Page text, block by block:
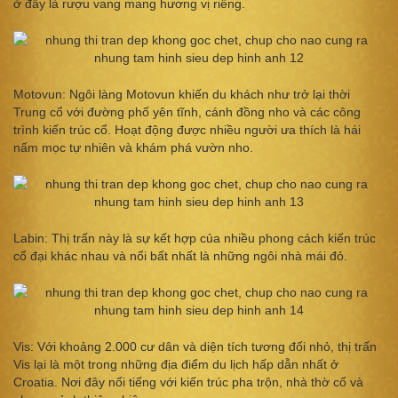
ở đây là rượu vang mang hương vị riêng.
Motovun: Ngôi làng Motovun khiến du khách như trở lại thời
Trung cổ với đường phố yên tĩnh, cánh đồng nho và các công
trình kiến trúc cổ. Hoạt động được nhiều người ưa thích là hái
nấm mọc tự nhiên và khám phá vườn nho.
Labin: Thị trấn này là sự kết hợp của nhiều phong cách kiến trúc
cổ đại khác nhau và nổi bất nhất là những ngôi nhà mái đỏ.
Vis: Với khoảng 2.000 cư dân và diện tích tương đối nhỏ, thị trấn
Vis lại là một trong những địa điểm du lịch hấp dẫn nhất ở
Croatia. Nơi đây nổi tiếng với kiến trúc pha trộn, nhà thờ cổ và